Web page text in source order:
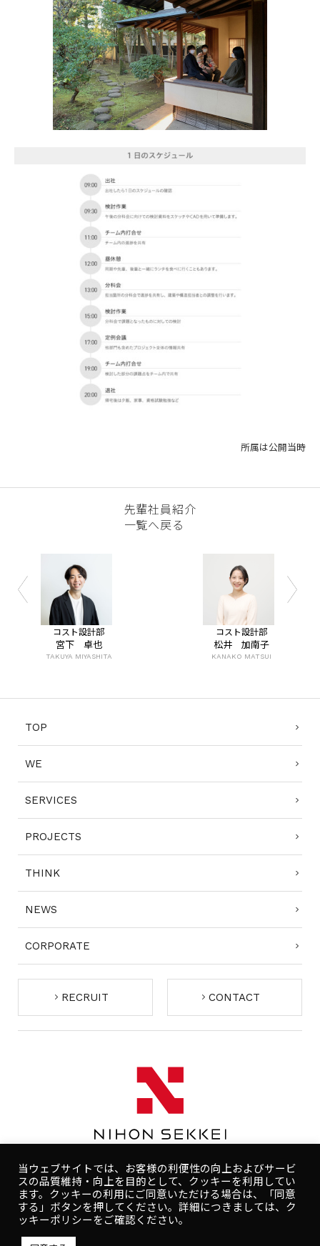
所属は公開当時
先輩社員紹介
一覧へ戻る
コスト設計部
宮下 卓也
TAKUYA MIYASHITA
コスト設計部
松井 加南子
KANAKO MATSUI
TOP
WE
SERVICES
PROJECTS
THINK
NEWS
CORPORATE
RECRUIT CONTACT
コンプライアンスポリシー
プライバシーポリシー
当ウェブサイトでは、お客様の利便性の向上およびサービ
スの品質維持・向上を目的として、クッキーを利用してい
ます。クッキーの利用にご同意いただける場合は、「同意
する」ボタンを押してください。詳細につきましては、ク
ッキーポリシーをご確認ください。